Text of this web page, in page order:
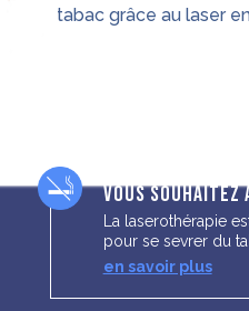
tabac grâce au laser
Vous
La laserothérapie
pour se sevrer du
en savoir plus